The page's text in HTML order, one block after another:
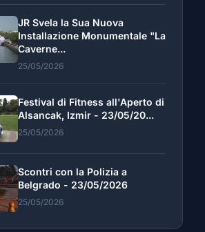
JR Svela la Sua Nuova
Installazione Monumentale "La
Caverne...
25/05/2026
Festival di Fitness all'Aperto di
Alsancak, Izmir - 23/05/20...
25/05/2026
Scontri con la Polizia a
Belgrado - 23/05/2026
25/05/2026